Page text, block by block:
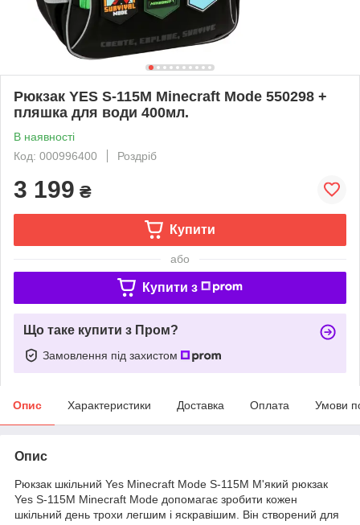
Рюкзак YES S-115M Minecraft Mode 550298 +
пляшка для води 400мл.
В наявності
Код: 000996400
Роздріб
3 199 ₴
Купити
або
Купити з
Що таке купити з Пром?
Замовлення під захистом
Опис Характеристики Доставка Оплата Умови
Опис
Рюкзак шкільний Yes Minecraft Mode S-115M М'який рюкзак
Yes S-115М Minecraft Mode допомагає зробити кожен
шкільний день трохи легшим і яскравішим. Він створений для